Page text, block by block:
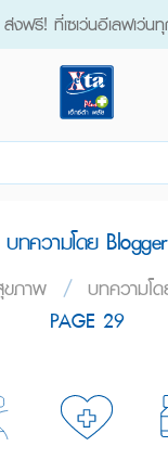
ส่งฟรี! ที่เซเว่นอีเลฟเว่น
บทความโดย Blogger
ภาพ / บทความโ
PAGE 29